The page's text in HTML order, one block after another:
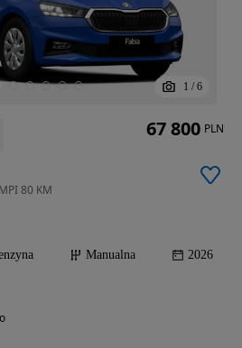
1 / 6
80 KM
Manualna 2026
67 800 PLN